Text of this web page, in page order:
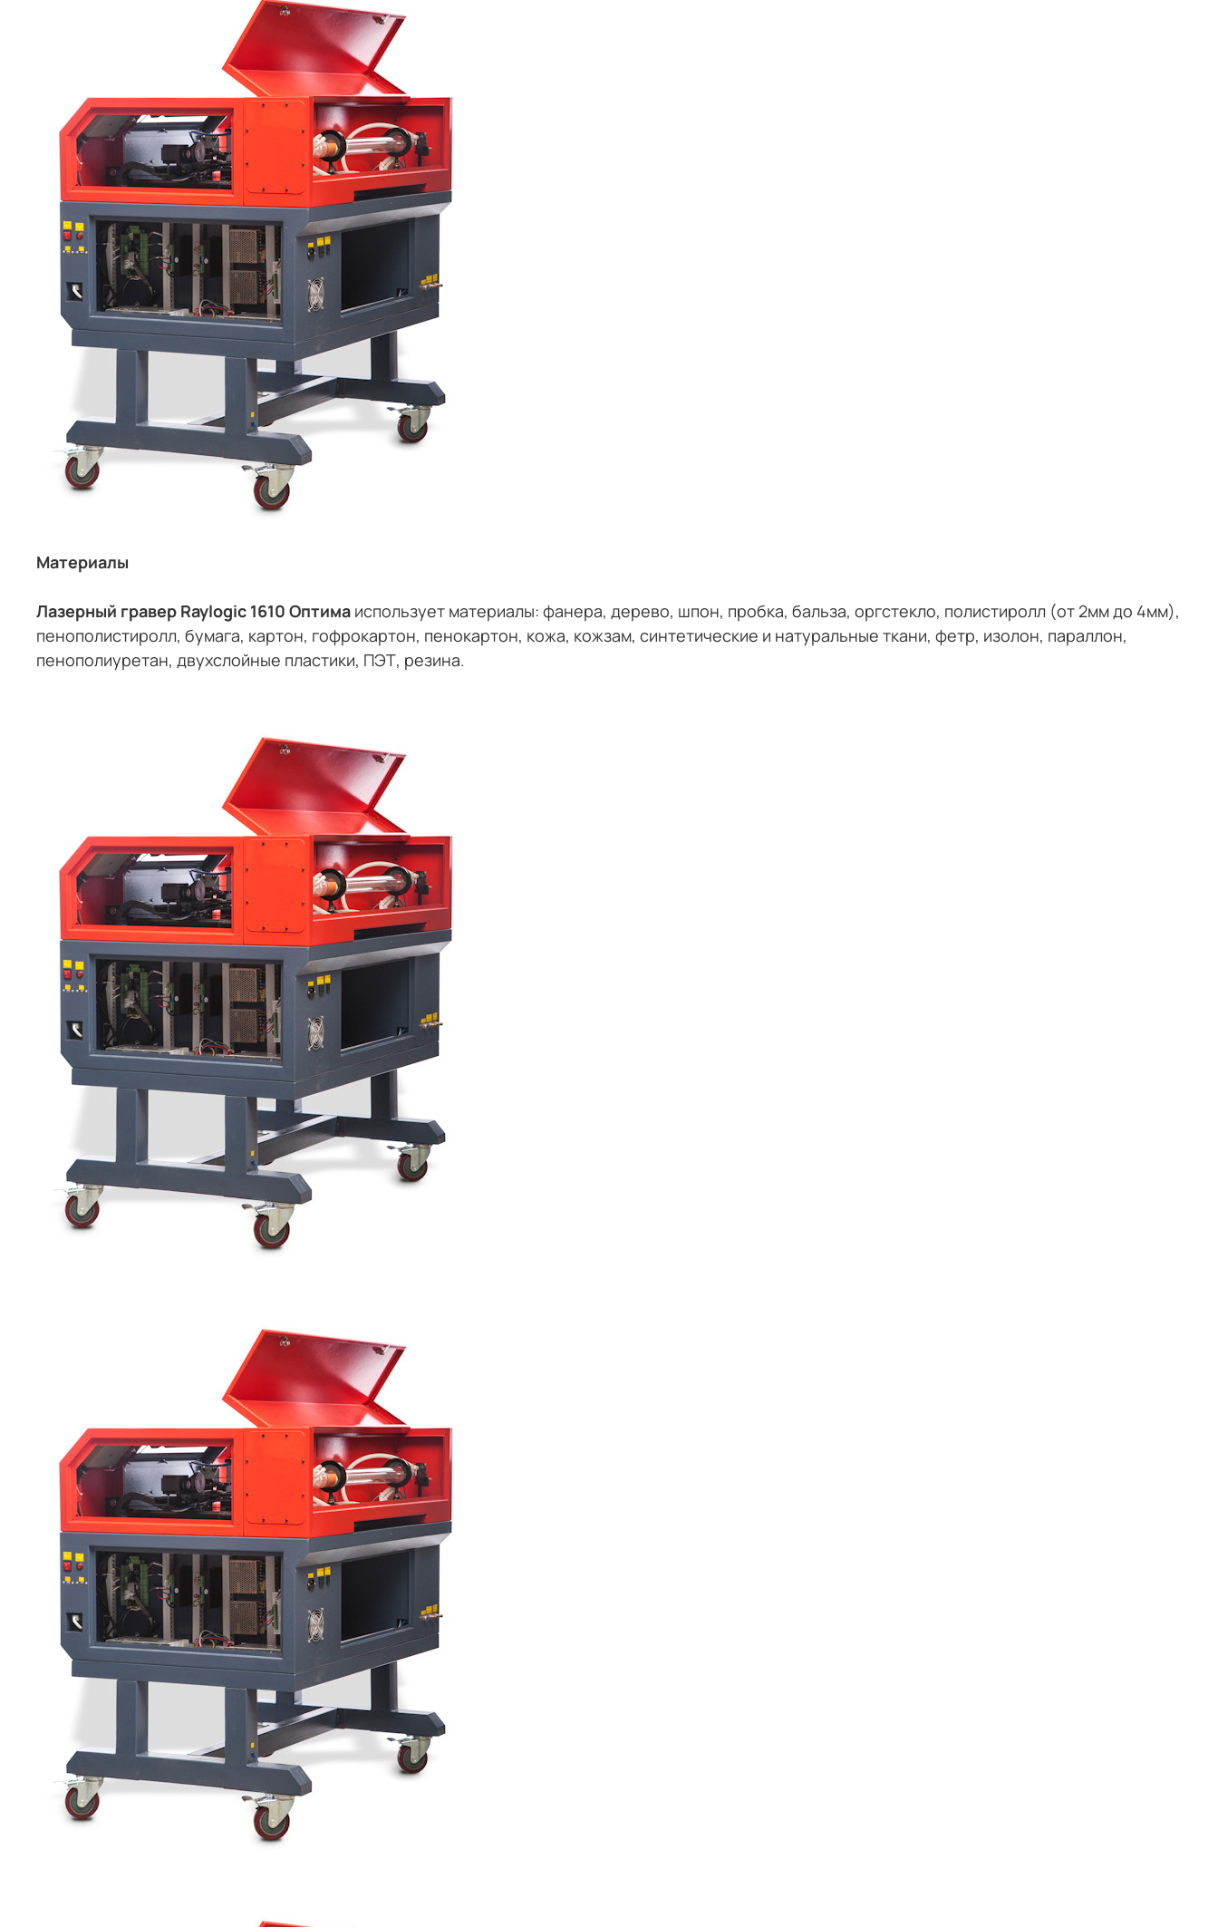
Материалы
Лазерный гравер Raylogic 1610 Оптима использует материалы: фанера, дерево, шпон, пробка, бальза, оргстекло, полистиролл (от 2мм до 4мм),
пенополистиролл, бумага, картон, гофрокартон, пенокартон, кожа, кожзам, синтетические и натуральные ткани, фетр, изолон, параллон,
пенополиуретан, двухслойные пластики, ПЭТ, резина.